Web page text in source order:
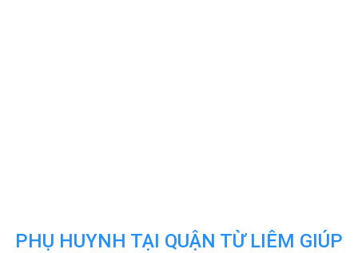
PHỤ HUYNH TẠI QUẬN TỪ LIÊM GIÚP